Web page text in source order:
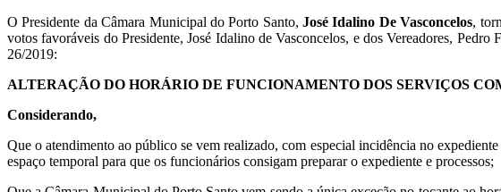
O Presidente da Câmara Municipal do Porto Santo, José Idalino De Vasconcelos,
votos favoráveis do Presidente, José Idalino de Vasconcelos, e dos Vereadores,
26/2019:
ALTERAÇÃO DO HORÁRIO DE FUNCIONAMENTO DOS SERVIÇOS
Considerando,
Que o atendimento ao público se vem realizado, com especial incidência no
espaço temporal para que os funcionários consigam preparar o expediente e processos;